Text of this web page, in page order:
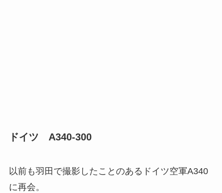
ドイツ A340-300
以前も羽田で撮影したことのあるドイツ空軍A340
に再会。